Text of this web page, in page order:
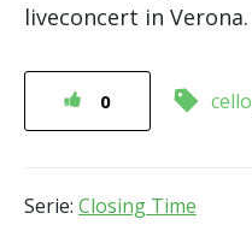
liveconcert in Verona.
0 cello
Serie: Closing Time